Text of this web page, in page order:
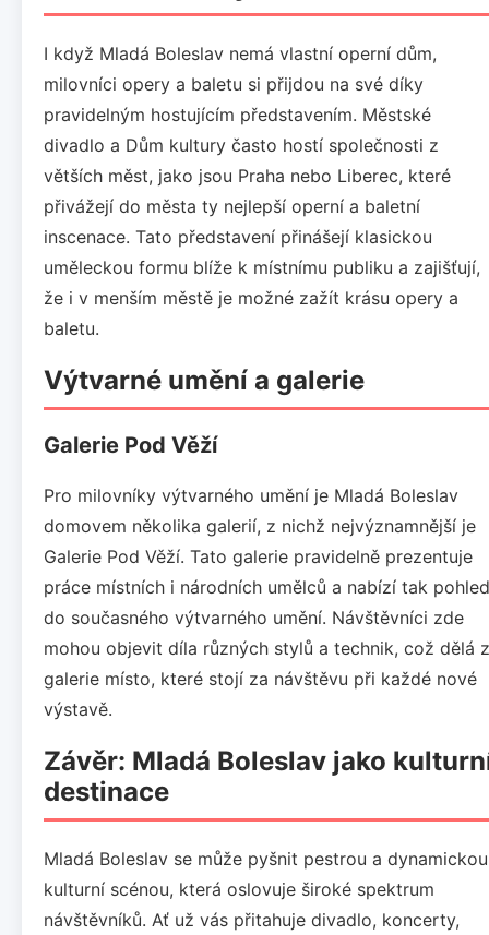
I když Mladá Boleslav nemá vlastní operní dům,
milovníci opery a baletu si přijdou na své díky
pravidelným hostujícím představením. Městské
divadlo a Dům kultury často hostí společnosti z
větších měst, jako jsou Praha nebo Liberec, které
přivážejí do města ty nejlepší operní a baletní
inscenace. Tato představení přinášejí klasickou
uměleckou formu blíže k místnímu publiku a zajišťují,
že i v menším městě je možné zažít krásu opery a
baletu.
Výtvarné umění a galerie
Galerie Pod Věží
Pro milovníky výtvarného umění je Mladá Boleslav
domovem několika galerií, z nichž nejvýznamnější je
Galerie Pod Věží. Tato galerie pravidelně prezentuje
práce místních i národních umělců a nabízí tak pohled
do současného výtvarného umění. Návštěvníci zde
mohou objevit díla různých stylů a technik, což dělá z
galerie místo, které stojí za návštěvu při každé nové
výstavě.
Závěr: Mladá Boleslav jako
destinace
Mladá Boleslav se může pyšnit pestrou a dynamickou
kulturní scénou, která oslovuje široké spektrum
návštěvníků. Ať už vás přitahuje divadlo, koncerty,